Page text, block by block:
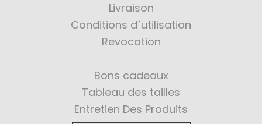
Livraison
Conditions d´utilisation
Revocation
Bons cadeaux
Tableau des tailles
Entretien Des Produits